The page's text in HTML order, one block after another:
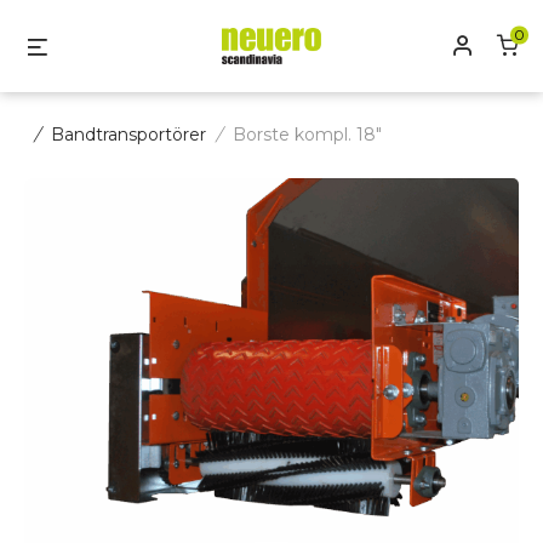
Mitt0
/ Bandtransportörer / Borste kompl. 18″